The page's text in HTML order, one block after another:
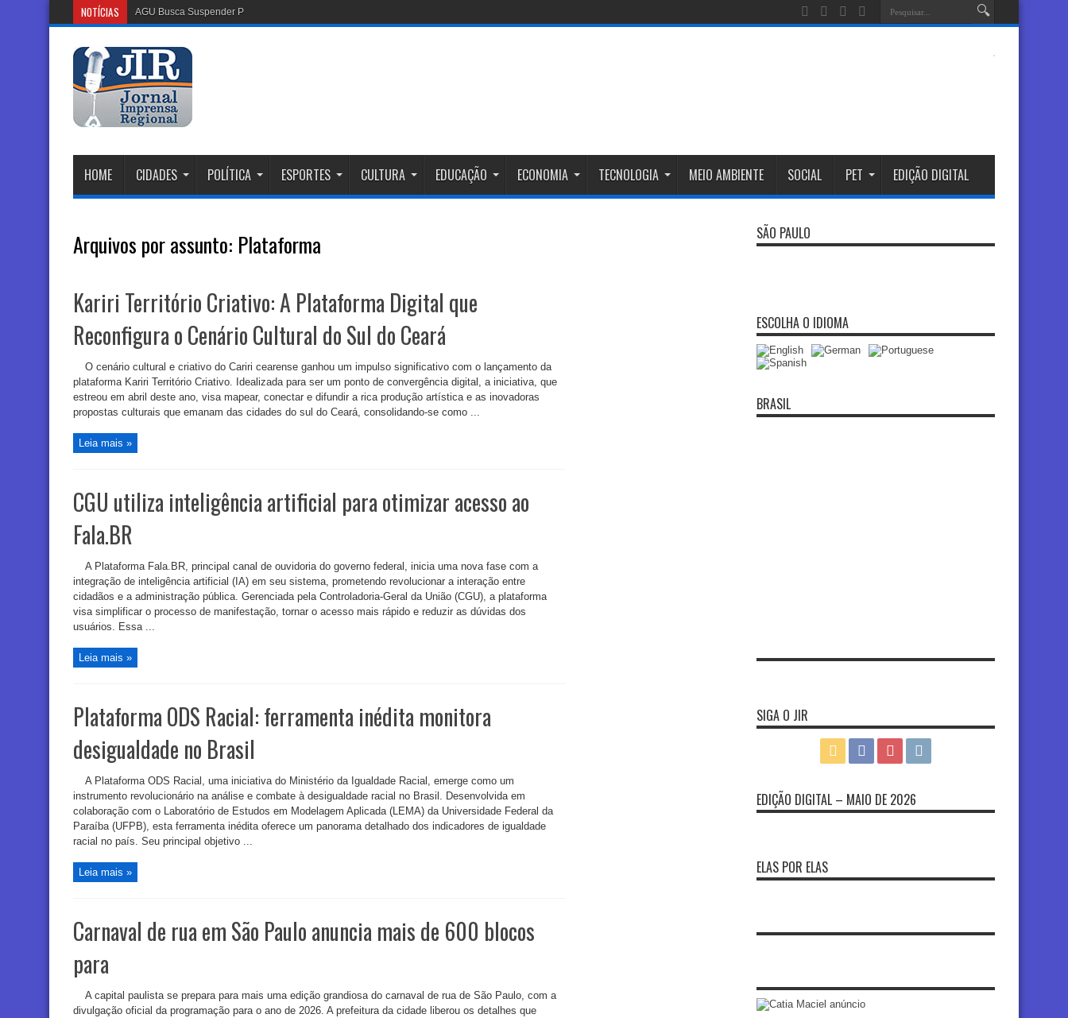
NOTÍCIAS AGU Busca Suspender Plataforma Discord no Br
HOME CIDADES POLÍTICA ESPORTES CULTURA EDUCAÇÃO ECONOMIA TECNOLOGIA MEIO AMBIENTE SOCIAL PET EDIÇÃO DIGITAL
Arquivos por assunto: Plataforma
Kariri Território Criativo: A Plataforma Digital que
Reconfigura o Cenário Cultural do Sul do Ceará
O cenário cultural e criativo do Cariri cearense ganhou um impulso significativo com o lançamento da
plataforma Kariri Território Criativo. Idealizada para ser um ponto de convergência digital, a iniciativa, que
estreou em abril deste ano, visa mapear, conectar e difundir a rica produção artística e as inovadoras
propostas culturais que emanam das cidades do sul do Ceará, consolidando-se como ...
Leia mais »
CGU utiliza inteligência artificial para otimizar acesso ao
Fala.BR
A Plataforma Fala.BR, principal canal de ouvidoria do governo federal, inicia uma nova fase com a
integração de inteligência artificial (IA) em seu sistema, prometendo revolucionar a interação entre
cidadãos e a administração pública. Gerenciada pela Controladoria-Geral da União (CGU), a plataforma
visa simplificar o processo de manifestação, tornar o acesso mais rápido e reduzir as dúvidas dos
usuários. Essa ...
Leia mais »
Plataforma ODS Racial: ferramenta inédita monitora
desigualdade no Brasil
A Plataforma ODS Racial, uma iniciativa do Ministério da Igualdade Racial, emerge como um
instrumento revolucionário na análise e combate à desigualdade racial no Brasil. Desenvolvida em
colaboração com o Laboratório de Estudos em Modelagem Aplicada (LEMA) da Universidade Federal da
Paraíba (UFPB), esta ferramenta inédita oferece um panorama detalhado dos indicadores de igualdade
racial no país. Seu principal objetivo ...
Leia mais »
Carnaval de rua em São Paulo anuncia mais de 600 blocos
para
A capital paulista se prepara para mais uma edição grandiosa do carnaval de rua de São Paulo, com a
divulgação oficial da programação para o ano de 2026. A prefeitura da cidade liberou os detalhes que
SÃO PAULO
ESCOLHA O IDIOMA
BRASIL
SIGA O JIR
EDIÇÃO DIGITAL – MAIO DE 2026
ELAS POR ELAS